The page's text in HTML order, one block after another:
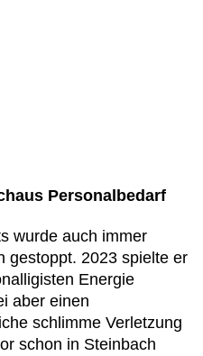
Personalbedarf
wurde auch immer
gestoppt. 2023 spielte er
Energie
aber einen
schlimme Verletzung
schon in Steinbach